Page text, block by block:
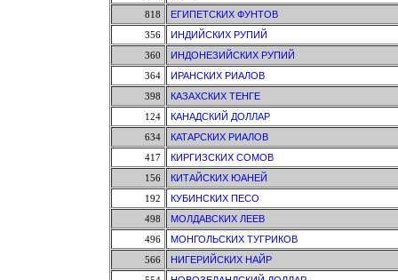
818
ЕГИПЕТСКИХ ФУНТОВ
356
ИНДИЙСКИХ РУПИЙ
360
ИНДОНЕЗИЙСКИХ РУПИЙ
364
ИРАНСКИХ РИАЛОВ
398
КАЗАХСКИХ ТЕНГЕ
124
КАНАДСКИЙ ДОЛЛАР
634
КАТАРСКИХ РИАЛОВ
417
КИРГИЗСКИХ СОМОВ
156
КИТАЙСКИХ ЮАНЕЙ
192
КУБИНСКИХ ПЕСО
498
МОЛДАВСКИХ ЛЕЕВ
496
МОНГОЛЬСКИХ ТУГРИКОВ
566
НИГЕРИЙСКИХ НАЙР